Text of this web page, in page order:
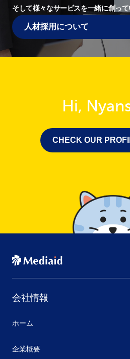
そして様々なサービスを一緒に創って
人材採用について
Hi,
CHECK OUR
会社情報
ホーム
企業概要